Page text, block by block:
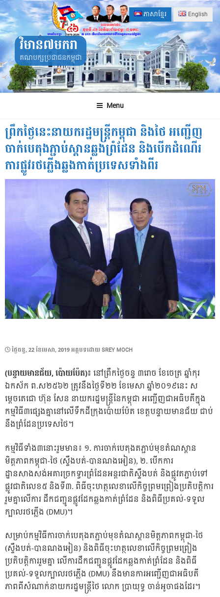
Skip
to
content
ភាសាខ្មែរ English
វិមាន៧មករា
គណបក្សប្រជាជនកម្ពុជា
Menu
ព្រឹកថ្ងៃនេះនាយករដ្ឋមន្ត្រីកម្ពុជា និងថៃ អញ្ជើញ
ចាក់បេតុងភ្ជាប់ស្ពានឆ្លងព្រំដែន និងបើកដំណើរ
ការផ្លូវរថភ្លើងឆ្លងកាត់ប្រទេសទាំងពីរ
POSTED
ថ្ងៃ​ចន្ទ, 22 ខែ​មេសា, 2019អត្ថបទដោយSREY MOCH
(បន្ទាយមានជ័យ, ប៉ោយប៉ែត)៖នៅព្រឹកថ្ងៃចន្ទ ៣រោច ខែចេត្រ ឆ្នាំកុរ
ឯកស័ក ព.ស២៥៦២ ត្រូវនឹងថ្ងៃទី២២ ខែមេសា ឆ្នាំ២០១៩នេះ ស
ម្តេចតេជោ ហ៊ុន សែន នាយករដ្ឋមន្ត្រីនៃកម្ពុជា អញ្ជើញជាអធិបតីក្នុង
កម្មវិធី៣ផ្សេងគ្នានៅលើទឹកដីក្រុងប៉ោយប៉ែត ខេត្តបន្ទាយមានជ័យ ជាប់
នឹងព្រំដែនប្រទេសថៃ។
កម្មវិធីទាំង៣នោះរួមមាន៖ ១. ការចាក់បេតុងតភ្ជាប់មុខតំណស្ពាន
មិត្តភាពកម្ពុជា-ថៃ (ស្ទឹងបត់-បានណងអៀន), ២. បើកការ
ដ្ឋានសាងសង់អគារច្រកទ្វារព្រំដែនអន្តរជាតិស្ទឹងបត់ និងផ្លូវតភ្ជាប់ទៅ
ផ្លូវជាតិលេខ៥ និងទី៣. ពិធីចុះហត្ថលេខាលើកិច្ចព្រមព្រៀងប្រតិបត្តិការ
រួមគ្នាលើការ ដឹកជញ្ជូនផ្លូវដែកឆ្លងកាត់ព្រំដែន និងពិធីប្រគល់-ទទួល
ក្បាលរថភ្លើង (DMU)។
សម្រាប់កម្មវិធីការចាក់បេតុងតភ្ជាប់មុខតំណស្ពានមិត្តភាពកម្ពុជា-ថៃ
(ស្ទឹងបត់-បានណងអៀន) និងពិធីចុះហត្ថលេខាលើកិច្ចព្រមព្រៀង
ប្រតិបត្តិការរួមគ្នា លើការដឹកជញ្ជូនផ្លូវដែកឆ្លងកាត់ព្រំដែន និងពិធី
ប្រគល់-ទទួលក្បាលរថភ្លើង (DMU) នឹងមានការអញ្ជើញជាអធិបតី
ភាពពីសំណាក់នាយករដ្ឋមន្ត្រីថៃ លោក ប្រាយុទ្ធ ចាន់អូចាផងដែរ។